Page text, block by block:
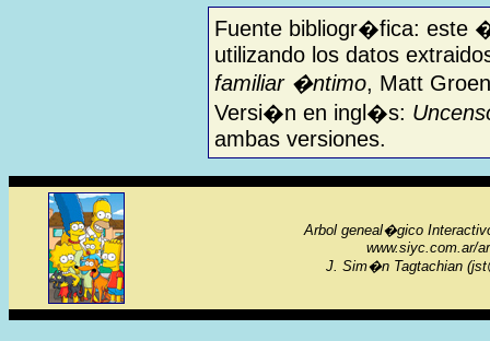
Fuente bibliogr�fica: este
utilizando los datos
familiar �ntimo, Matt
Versi�n en ingl�s:
ambas versiones.
Arbol geneal�gico
www.siyc.com.ar/
J. Sim�n Tagtachian